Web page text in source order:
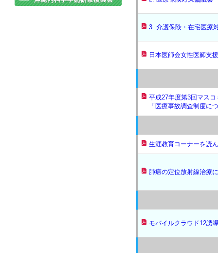
3. 介護保険・在宅医療
日本医師会女性医師支
平成27年度第3回マス
「医療事故調査制度に
生涯教育コーナーを読
肺癌の定位放射線治療
モバイルクラウド12誘